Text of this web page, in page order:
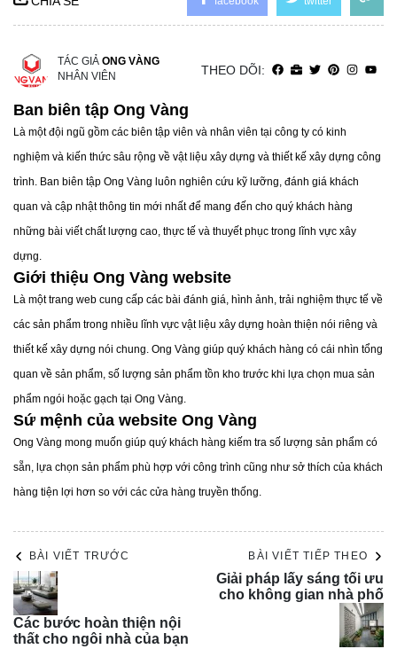
Chất lượng căn hộ chung cư
Chất lượng căn hộ là một trong những yếu tố quyết định
khi mua nhà. Hệ thống kỹ thuật trong nhà như thiết bị điện,
ánh sáng, và các tiện ích khác phải được lắp đặt hợp lý và
hoạt động hiệu quả. Ngoài ra, bạn cũng nên xem xét
hướng cửa sổ và cửa chính để đảm bảo không gian sống
Hợp đồng mua bán căn hộ chung cư
Hợp đồng mua bán cần được làm rõ và công khai tất cả
các điều khoản. Người mua có quyền yêu cầu bên bán
cung cấp đầy đủ thông tin liên quan đến căn hộ và đảm
bảo hợp đồng tuân thủ đúng quy định pháp luật. Khách
TÁC GIẢ ONG VÀNG
NHÂN VIÊN
THEO DÕI:
Ban biên tập Ong Vàng
Là một đội ngũ gồm các biên tập viên và nhân viên tại công ty có kinh
nghiệm và kiến thức sâu rộng về vật liệu xây dựng và thiết kế xây dựng công
trình. Ban biên tập Ong Vàng luôn nghiên cứu kỹ lưỡng, đánh giá khách
quan và cập nhật thông tin mới nhất để mang đến cho quý khách hàng
những bài viết chất lượng cao, thực tế và thuyết phục trong lĩnh vực xây
dựng.
Giới thiệu Ong Vàng website
Là một trang web cung cấp các bài đánh giá, hình ảnh, trải nghiệm thực tế về
các sản phẩm trong nhiều lĩnh vực vật liệu xây dựng hoàn thiện nói riêng và
thiết kế xây dựng nói chung. Ong Vàng giúp quý khách hàng có cái nhìn tổng
quan về sản phẩm, số lượng sản phẩm tồn kho trước khi lựa chọn mua sản
phẩm ngói hoặc gạch tại Ong Vàng.
Sứ mệnh của website Ong Vàng
Ong Vàng mong muốn giúp quý khách hàng kiếm tra số lượng sản phẩm có
sẵn, lựa chọn sản phẩm phù hợp với công trình cũng như sở thích của khách
hàng tiện lợi hơn so với các cửa hàng truyền thống.
BÀI VIẾT TRƯỚC
Các bước hoàn thiện nội
thất cho ngôi nhà của bạn
BÀI VIẾT TIẾP THEO
Giải pháp lấy sáng tối ưu
cho không gian nhà phố